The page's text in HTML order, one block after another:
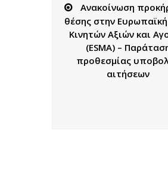
Ανακοίνωση
θέσης στην
Κινητών Αξιών και
(ESMA) –
προθεσμίας
αιτήσεων